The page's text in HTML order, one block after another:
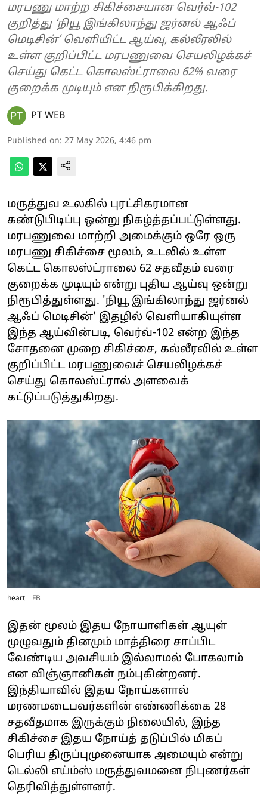
மரபணு மாற்ற சிகிச்சையான வெர்வ்-102
குறித்து ‘நியூ இங்கிலாந்து ஜர்னல் ஆஃப்
மெடிசின்’ வெளியிட்ட ஆய்வு, கல்லீரலில்
உள்ள குறிப்பிட்ட மரபணுவை செயலிழக்கச்
செய்து கெட்ட கொலஸ்ட்ராலை 62% வரை
குறைக்க முடியும் என நிரூபிக்கிறது.
PT WEB
Published on: 27 May 2026, 4:46 pm
மருத்துவ உலகில் புரட்சிகரமான
கண்டுபிடிப்பு ஒன்று நிகழ்த்தப்பட்டுள்ளது.
மரபணுவை மாற்றி அமைக்கும் ஒரே ஒரு
மரபணு சிகிச்சை மூலம், உடலில் உள்ள
கெட்ட கொலஸ்ட்ராலை 62 சதவீதம் வரை
குறைக்க முடியும் என்று புதிய ஆய்வு ஒன்று
நிரூபித்துள்ளது. 'நியூ இங்கிலாந்து ஜர்னல்
ஆஃப் மெடிசின்' இதழில் வெளியாகியுள்ள
இந்த ஆய்வின்படி, வெர்வ்-102 என்ற இந்த
சோதனை முறை சிகிச்சை, கல்லீரலில் உள்ள
குறிப்பிட்ட மரபணுவைச் செயலிழக்கச்
செய்து கொலஸ்ட்ரால் அளவைக்
கட்டுப்படுத்துகிறது.
heart FB
இதன் மூலம் இதய நோயாளிகள் ஆயுள்
முழுவதும் தினமும் மாத்திரை சாப்பிட
வேண்டிய அவசியம் இல்லாமல் போகலாம்
என விஞ்ஞானிகள் நம்புகின்றனர்.
இந்தியாவில் இதய நோய்களால்
மரணமடைபவர்களின் எண்ணிக்கை 28
சதவீதமாக இருக்கும் நிலையில், இந்த
சிகிச்சை இதய நோய்த் தடுப்பில் மிகப்
பெரிய திருப்புமுனையாக அமையும் என்று
டெல்லி எய்ம்ஸ் மருத்துவமனை நிபுணர்கள்
தெரிவித்துள்ளனர்.